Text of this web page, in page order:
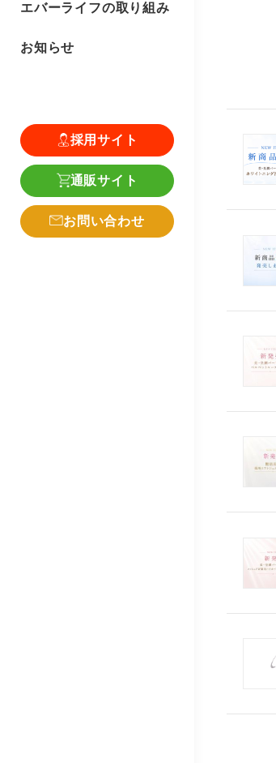
エバーライフの取り組み
お知らせ
採用サイト
通販サイト
お問い合わせ